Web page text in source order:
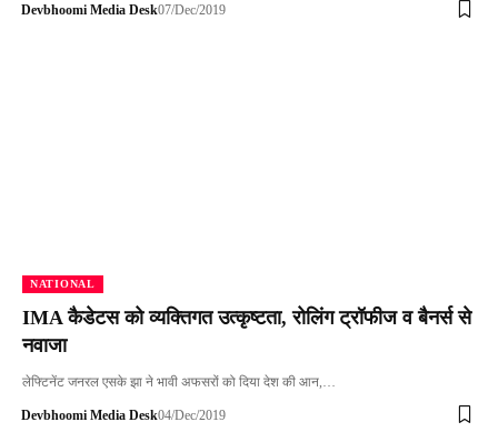
Devbhoomi Media Desk07/Dec/2019
NATIONAL
IMA कैडेटस को व्यक्तिगत उत्कृष्टता, रोलिंग ट्रॉफीज व बैनर्स से
नवाजा
लेफ्टिनेंट जनरल एसके झा ने भावी अफसरों को दिया देश की आन,…
Devbhoomi Media Desk04/Dec/2019